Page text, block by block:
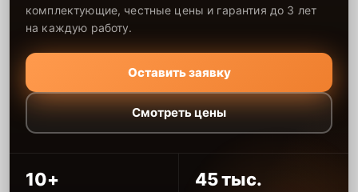
комплектующие, честные цены и гарантия до 3 лет
на каждую работу.
Оставить заявку
Смотреть цены
10+ 45 тыс.